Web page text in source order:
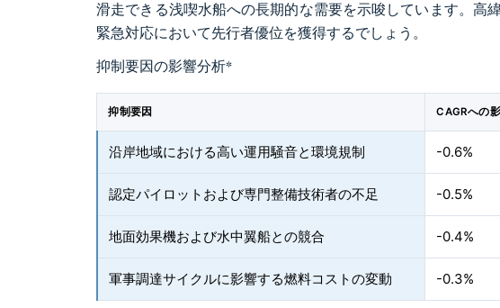
滑走できる浅喫水船への長期的な需要を示唆しています。高
緊急対応において先行者優位を獲得するでしょう。
抑制要因の影響分析*
抑制要因 CAGRへの
沿岸地域における高い運用騒音と環境規制 -0.6%
認定パイロットおよび専門整備技術者の不足 -0.5%
地面効果機および水中翼船との競合 -0.4%
軍事調達サイクルに影響する燃料コストの変動 -0.3%